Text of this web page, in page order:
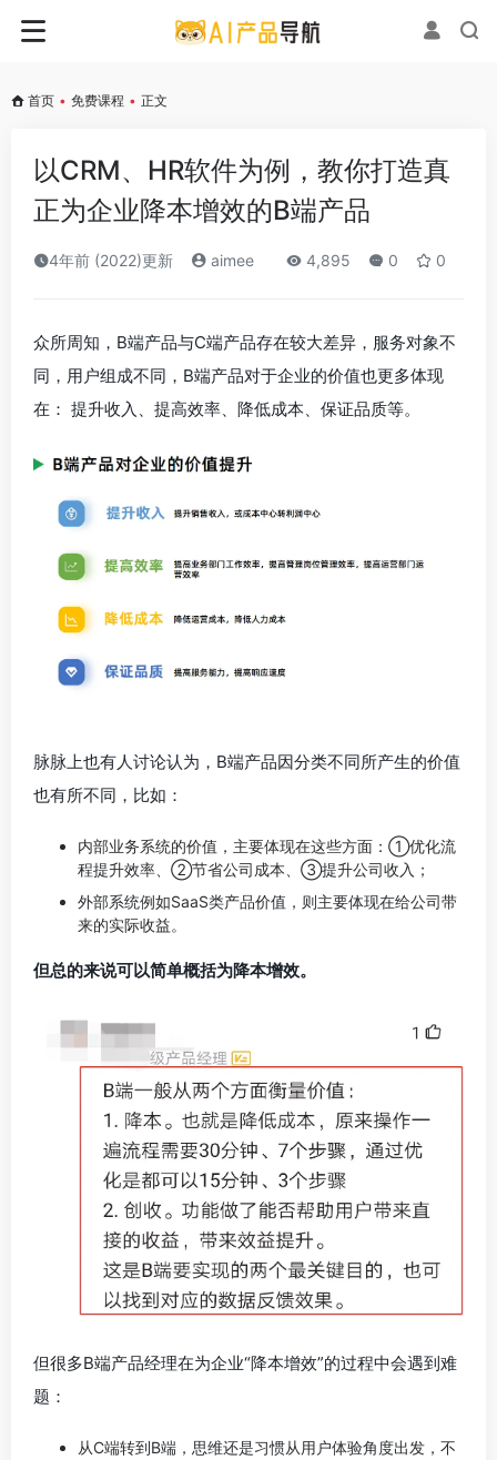
首页 • 免费课程 • 正文
以CRM、HR软件为例，教你打造真
正为企业降本增效的B端产品
4年前 (2022)更新 aimee 4,895 0 0
众所周知，B端产品与C端产品存在较大差异，服务对象不
同，用户组成不同，B端产品对于企业的价值也更多体现
在： 提升收入、提高效率、降低成本、保证品质等。
脉脉上也有人讨论认为，B端产品因分类不同所产生的价值
也有所不同，比如：
内部业务系统的价值，主要体现在这些方面：①优化流
程提升效率、②节省公司成本、③提升公司收入；
外部系统例如SaaS类产品价值，则主要体现在给公司带
来的实际收益。
但总的来说可以简单概括为降本增效。
但很多B端产品经理在为企业“降本增效”的过程中会遇到难
题：
从C端转到B端，思维还是习惯从用户体验角度出发，不